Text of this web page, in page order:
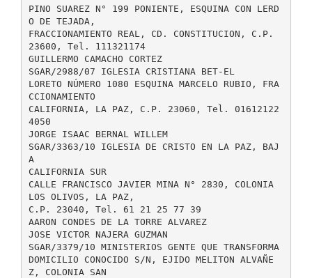
PINO SUAREZ N° 199 PONIENTE, ESQUINA CON LERD
O DE TEJADA,
FRACCIONAMIENTO REAL, CD. CONSTITUCION, C.P.
23600, Tel. 111321174
GUILLERMO CAMACHO CORTEZ
SGAR/2988/07 IGLESIA CRISTIANA BET-EL
LORETO NÚMERO 1080 ESQUINA MARCELO RUBIO, FRA
CCIONAMIENTO
CALIFORNIA, LA PAZ, C.P. 23060, Tel. 01612122
4050
JORGE ISAAC BERNAL WILLEM
SGAR/3363/10 IGLESIA DE CRISTO EN LA PAZ, BAJ
A
CALIFORNIA SUR
CALLE FRANCISCO JAVIER MINA N° 2830, COLONIA
LOS OLIVOS, LA PAZ,
C.P. 23040, Tel. 61 21 25 77 39
AARON CONDES DE LA TORRE ALVAREZ
JOSE VICTOR NAJERA GUZMAN
SGAR/3379/10 MINISTERIOS GENTE QUE TRANSFORMA
DOMICILIO CONOCIDO S/N, EJIDO MELITON ALVAÑE
Z, COLONIA SAN